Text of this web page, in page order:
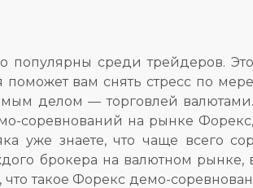
популярны среди трейдеров. Это
поможет вам снять стресс по мере
делом — торговлей валютами.
соревнований на рынке
уже знаете, что чаще всего
брокера на валютном
что такое Форекс демо-